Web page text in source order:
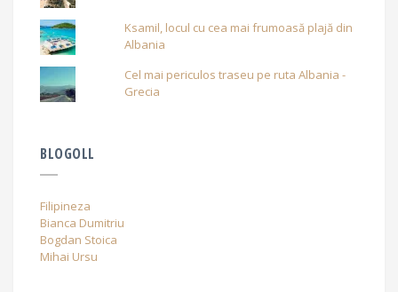
Ksamil, locul cu cea mai frumoasă plajă din
Albania
Cel mai periculos traseu pe ruta Albania -
Grecia
BLOGOLL
Filipineza
Bianca Dumitriu
Bogdan Stoica
Mihai Ursu